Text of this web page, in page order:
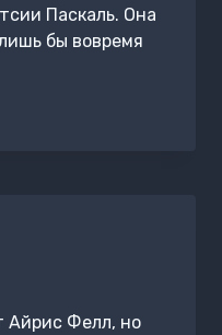
Паскаль. Она
бы вовремя
Айрис Фелл, но